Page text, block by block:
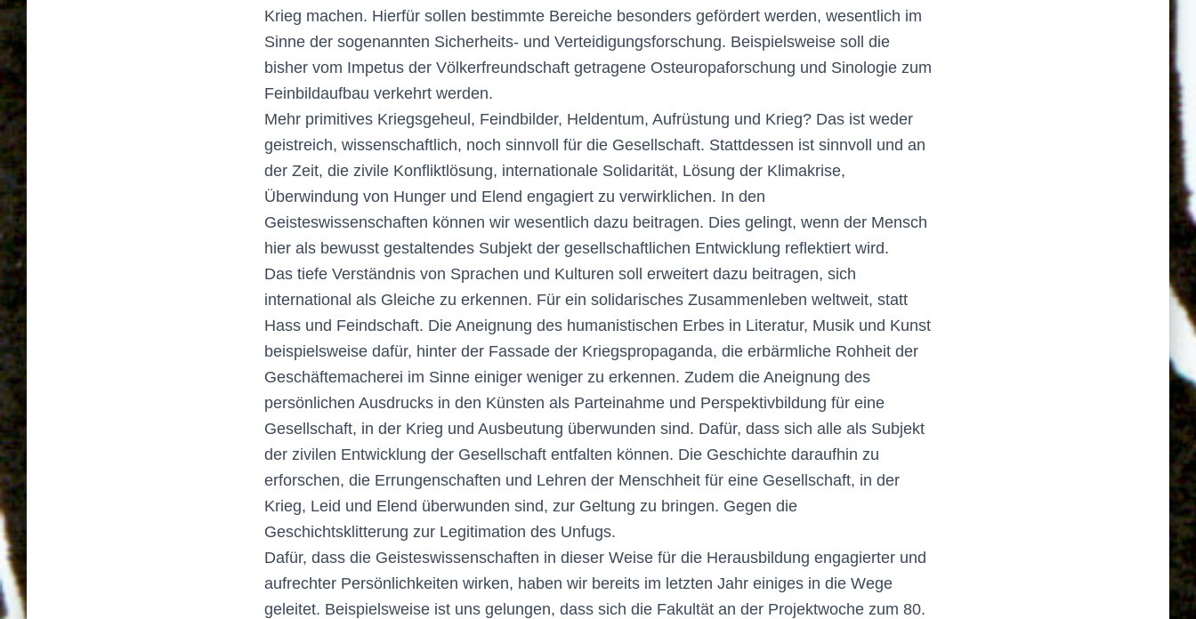
Krieg machen. Hierfür sollen bestimmte Bereiche besonders gefördert werden, wesentlich im
Sinne der sogenannten Sicherheits- und Verteidigungsforschung. Beispielsweise soll die
bisher vom Impetus der Völkerfreundschaft getragene Osteuropaforschung und Sinologie zum
Feinbildaufbau verkehrt werden.
Mehr primitives Kriegsgeheul, Feindbilder, Heldentum, Aufrüstung und Krieg? Das ist weder
geistreich, wissenschaftlich, noch sinnvoll für die Gesellschaft. Stattdessen ist sinnvoll und an
der Zeit, die zivile Konfliktlösung, internationale Solidarität, Lösung der Klimakrise,
Überwindung von Hunger und Elend engagiert zu verwirklichen. In den
Geisteswissenschaften können wir wesentlich dazu beitragen. Dies gelingt, wenn der Mensch
hier als bewusst gestaltendes Subjekt der gesellschaftlichen Entwicklung reflektiert wird.
Das tiefe Verständnis von Sprachen und Kulturen soll erweitert dazu beitragen, sich
international als Gleiche zu erkennen. Für ein solidarisches Zusammenleben weltweit, statt
Hass und Feindschaft. Die Aneignung des humanistischen Erbes in Literatur, Musik und Kunst
beispielsweise dafür, hinter der Fassade der Kriegspropaganda, die erbärmliche Rohheit der
Geschäftemacherei im Sinne einiger weniger zu erkennen. Zudem die Aneignung des
persönlichen Ausdrucks in den Künsten als Parteinahme und Perspektivbildung für eine
Gesellschaft, in der Krieg und Ausbeutung überwunden sind. Dafür, dass sich alle als Subjekt
der zivilen Entwicklung der Gesellschaft entfalten können. Die Geschichte daraufhin zu
erforschen, die Errungenschaften und Lehren der Menschheit für eine Gesellschaft, in der
Krieg, Leid und Elend überwunden sind, zur Geltung zu bringen. Gegen die
Geschichtsklitterung zur Legitimation des Unfugs.
Dafür, dass die Geisteswissenschaften in dieser Weise für die Herausbildung engagierter und
aufrechter Persönlichkeiten wirken, haben wir bereits im letzten Jahr einiges in die Wege
geleitet. Beispielsweise ist uns gelungen, dass sich die Fakultät an der Projektwoche zum 80.